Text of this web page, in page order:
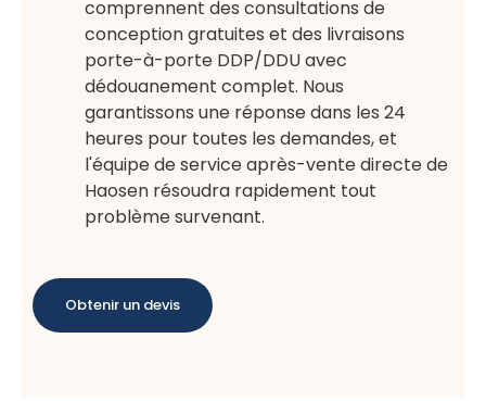
comprennent des consultations de
conception gratuites et des livraisons
porte-à-porte DDP/DDU avec
dédouanement complet. Nous
garantissons une réponse dans les 24
heures pour toutes les demandes, et
l'équipe de service après-vente directe de
Haosen résoudra rapidement tout
problème survenant.
Obtenir un devis